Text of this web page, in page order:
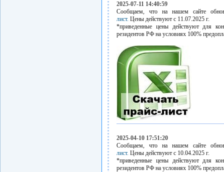
2025-07-11 14:40:59
Сообщаем, что на нашем сайте
лист. Цены действуют с 11.07.2025 г.
*приведенные цены действуют для
резидентов РФ на условиях 100%
2025-04-10 17:51:20
Сообщаем, что на нашем сайте
лист. Цены действуют с 10.04.2025 г.
*приведенные цены действуют для
резидентов РФ на условиях 100%